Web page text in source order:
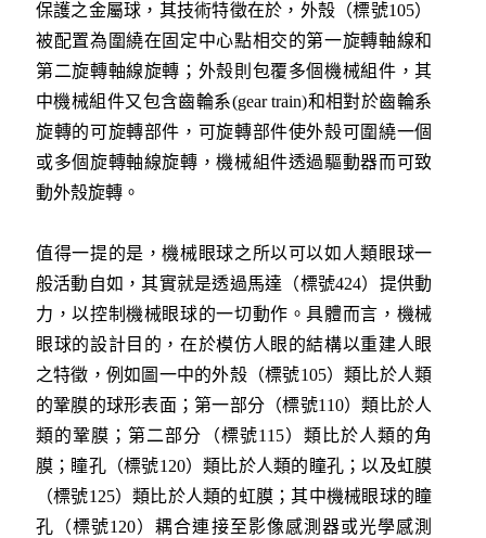
保護之金屬球，其技術特徵在於，外殼（標號105）
被配置為圍繞在固定中心點相交的第一旋轉軸線和
第二旋轉軸線旋轉；外殼則包覆多個機械組件，其
中機械組件又包含齒輪系(gear train)和相對於齒輪系
旋轉的可旋轉部件，可旋轉部件使外殼可圍繞一個
或多個旋轉軸線旋轉，機械組件透過驅動器而可致
動外殼旋轉。
值得一提的是，機械眼球之所以可以如人類眼球一
般活動自如，其實就是透過馬達（標號424）提供動
力，以控制機械眼球的一切動作。具體而言，機械
眼球的設計目的，在於模仿人眼的結構以重建人眼
之特徵，例如圖一中的外殼（標號105）類比於人類
的鞏膜的球形表面；第一部分（標號110）類比於人
類的鞏膜；第二部分（標號115）類比於人類的角
膜；瞳孔（標號120）類比於人類的瞳孔；以及虹膜
（標號125）類比於人類的虹膜；其中機械眼球的瞳
孔（標號120）耦合連接至影像感測器或光學感測